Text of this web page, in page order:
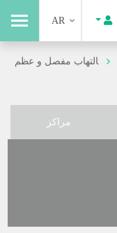
AR
التهاب مفصل و عظم
مراكز